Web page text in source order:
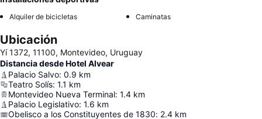
Alquiler de bicicletas Caminatas
Ubicación
Yí 1372, 11100, Montevideo, Uruguay
Distancia desde Hotel Alvear
Palacio Salvo: 0.9 km
Teatro Solís: 1.1 km
Montevideo Nueva Terminal: 1.4 km
Palacio Legislativo: 1.6 km
Obelisco a los Constituyentes de 1830: 2.4 km